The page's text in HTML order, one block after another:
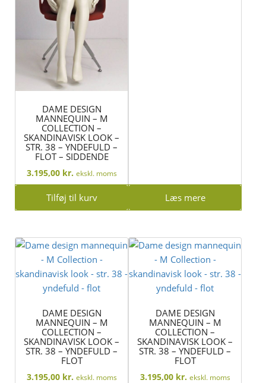
DAME DESIGN
MANNEQUIN – M
COLLECTION –
SKANDINAVISK LOOK –
STR. 38 – YNDEFULD –
FLOT – SIDDENDE
3.195,00 kr. ekskl. moms
Tilføj til kurv Læs mere
DAME DESIGN
MANNEQUIN – M
COLLECTION –
SKANDINAVISK LOOK –
STR. 38 – YNDEFULD –
FLOT
3.195,00 kr. ekskl. moms
DAME DESIGN
MANNEQUIN – M
COLLECTION –
SKANDINAVISK LOOK –
STR. 38 – YNDEFULD –
FLOT
3.195,00 kr. ekskl. moms